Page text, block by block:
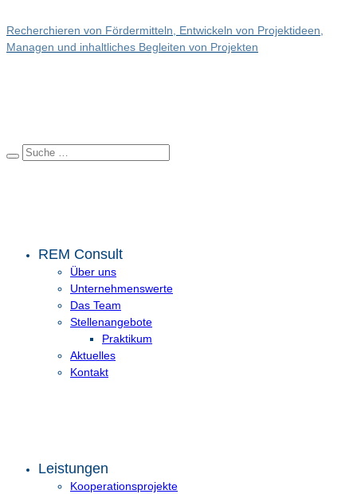
Recherchieren von Fördermitteln, Entwickeln von Projektideen,
Managen und inhaltliches Begleiten von Projekten
REM Consult
Über uns
Unternehmenswerte
Das Team
Stellenangebote
Praktikum
Aktuelles
Kontakt
Leistungen
Kooperationsprojekte